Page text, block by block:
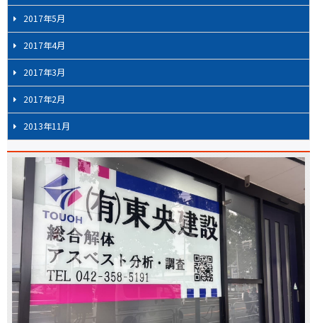
2017年5月
2017年4月
2017年3月
2017年2月
2013年11月